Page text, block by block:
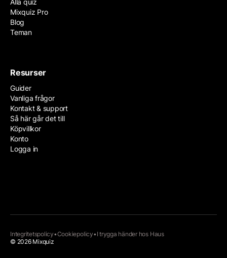
Alla quiz
Mixquiz Pro
Blog
Teman
Resurser
Guider
Vanliga frågor
Kontakt & support
Så här går det till
Köpvillkor
Konto
Logga in
© 2026 Mixquiz
Integritetspolicy•Cookiepolicy•I trygga händer hos Haus